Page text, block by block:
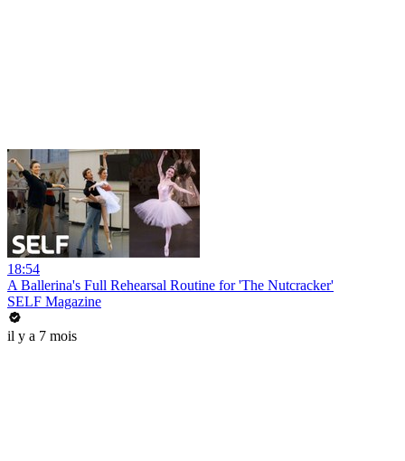
18:54
A Ballerina's Full Rehearsal Routine for 'The Nutcracker'
SELF Magazine
il y a 7 mois